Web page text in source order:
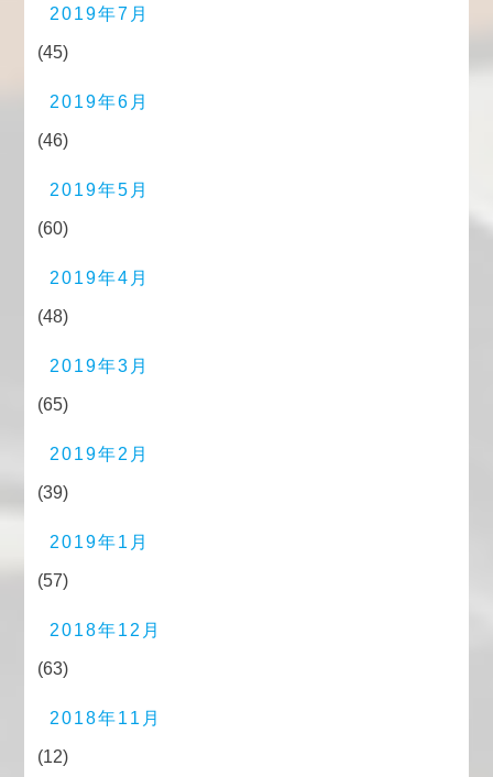
2019年7月
(45)
2019年6月
(46)
2019年5月
(60)
2019年4月
(48)
2019年3月
(65)
2019年2月
(39)
2019年1月
(57)
2018年12月
(63)
2018年11月
(12)